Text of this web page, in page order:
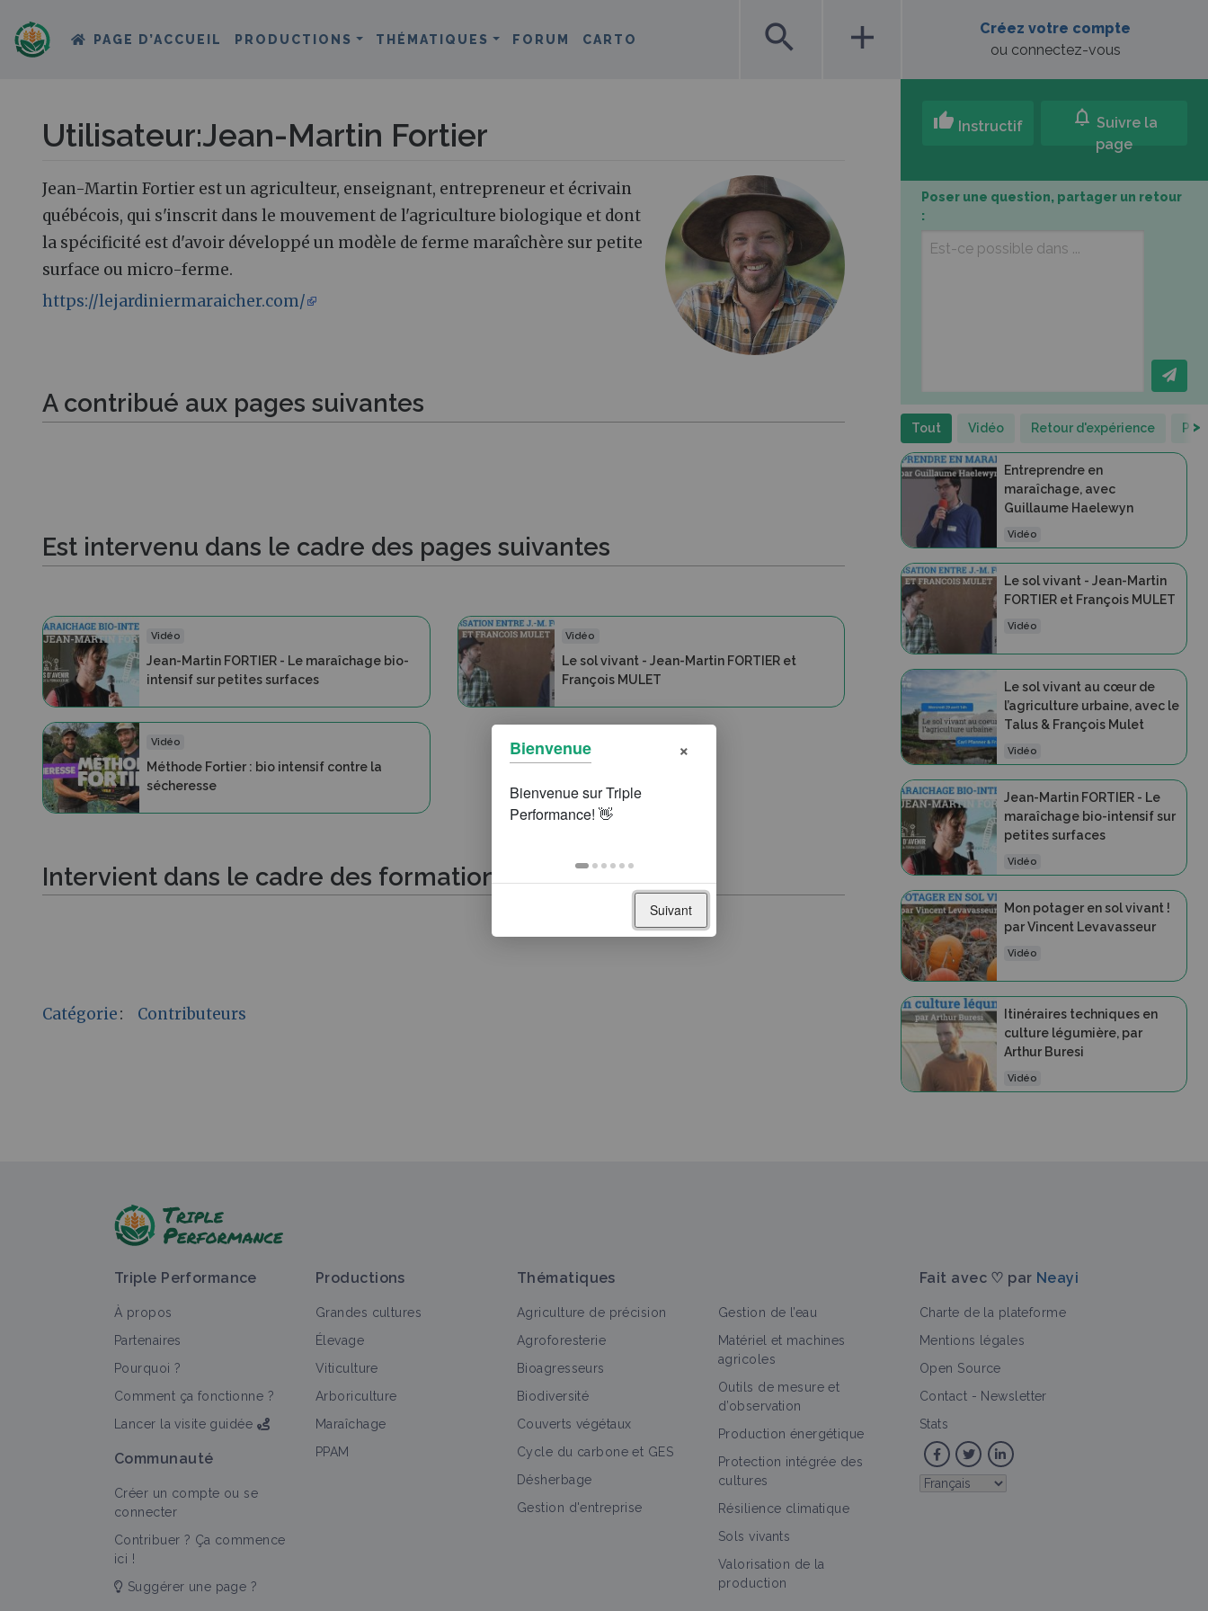
PAGE D’ACCUEIL PRODUCTIONS THÉMATIQUES FORUM CARTO search add
Créez votre compte
ou connectez-vous
Utilisateur:Jean-Martin Fortier
Aller à :navigation,rechercher
Jean-Martin Fortier est un agriculteur, enseignant, entrepreneur et écrivain
québécois, qui s'inscrit dans le mouvement de l'agriculture biologique et dont
la spécificité est d'avoir développé un modèle de ferme maraîchère sur petite
surface ou micro-ferme.
https://lejardiniermaraicher.com/
A contribué aux pages suivantes
Est intervenu dans le cadre des pages suivantes
Vidéo
Jean-Martin FORTIER - Le maraîchage bio-
intensif sur petites surfaces
Vidéo
Le sol vivant - Jean-Martin FORTIER et
François MULET
Vidéo
Méthode Fortier : bio intensif contre la
sécheresse
Intervient dans le cadre des formations suivantes
Catégorie: Contributeurs
thumb_up Instructif notifications Suivre la
page
Poser une question, partager un retour
:
Tout Vidéo Retour d'expérience >
Entreprendre en
maraîchage, avec
Guillaume Haelewyn
Vidéo
Le sol vivant - Jean-Martin
FORTIER et François MULET
Vidéo
Le sol vivant au cœur de
l’agriculture urbaine, avec le
Talus & François Mulet
Vidéo
Jean-Martin FORTIER - Le
maraîchage bio-intensif sur
petites surfaces
Vidéo
Mon potager en sol vivant !
par Vincent Levavasseur
Vidéo
Itinéraires techniques en
culture légumière, par
Arthur Buresi
Vidéo
Triple Performance
À propos
Partenaires
Pourquoi ?
Comment ça fonctionne ?
Lancer la visite guidée
Communauté
Créer un compte ou se
connecter
Contribuer ? Ça commence
ici !
Suggérer une page ?
Productions
Grandes cultures
Élevage
Viticulture
Arboriculture
Maraîchage
PPAM
Thématiques
Agriculture de précision
Agroforesterie
Bioagresseurs
Biodiversité
Couverts végétaux
Cycle du carbone et GES
Désherbage
Gestion d'entreprise
Gestion de l’eau
Matériel et machines
agricoles
Outils de mesure et
d’observation
Production énergétique
Protection intégrée des
cultures
Résilience climatique
Sols vivants
Valorisation de la
production
Fait avec ♡ par Neayi
Charte de la plateforme
Mentions légales
Open Source
Contact - Newsletter
Stats
Bienvenue ×
Suivant